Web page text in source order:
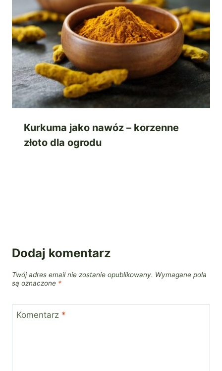
Kurkuma jako nawóz – korzenne
złoto dla ogrodu
Dodaj komentarz
Twój adres email nie zostanie opublikowany. Wymagane pola
są oznaczone *
Komentarz *